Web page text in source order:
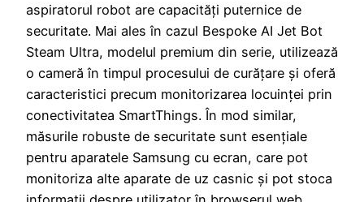
aspiratorul robot are capacități puternice de
securitate. Mai ales în cazul Bespoke AI Jet Bot
Steam Ultra, modelul premium din serie, utilizează
o cameră în timpul procesului de curățare și oferă
caracteristici precum monitorizarea locuinței prin
conectivitatea SmartThings. În mod similar,
măsurile robuste de securitate sunt esențiale
pentru aparatele Samsung cu ecran, care pot
monitoriza alte aparate de uz casnic și pot stoca